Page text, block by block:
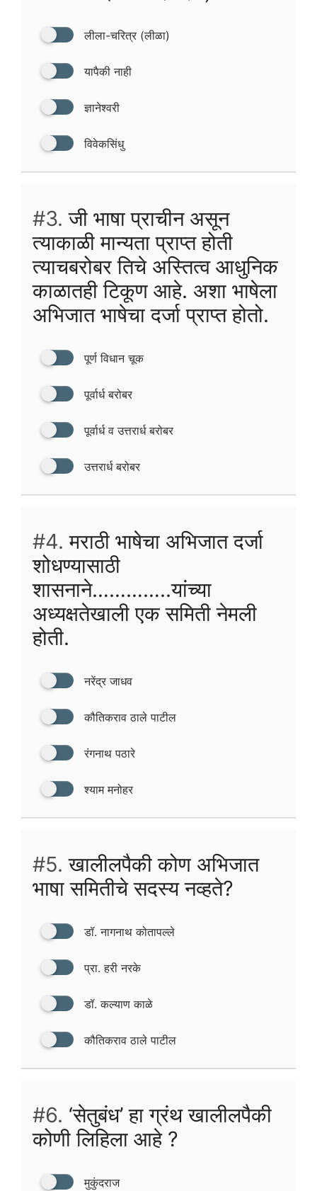
लीला-चरित्र (लीळा)
यापैकी नाही
ज्ञानेश्वरी
विवेकसिंधु
#3. जी भाषा प्राचीन असून
त्याकाळी मान्यता प्राप्त होती
त्याचबरोबर तिचे अस्तित्व आधुनिक
काळातही टिकूण आहे. अशा भाषेला
अभिजात भाषेचा दर्जा प्राप्त होतो.
पूर्ण विधान चूक
पूर्वार्ध बरोबर
पूर्वार्ध व उत्तरार्ध बरोबर
उत्तरार्ध बरोबर
#4. मराठी भाषेचा अभिजात दर्जा
शोधण्यासाठी
शासनाने…………..यांच्या
अध्यक्षतेखाली एक समिती नेमली
होती.
नरेंद्र जाधव
कौतिकराव ठाले पाटील
रंगनाथ पठारे
श्याम मनोहर
#5. खालीलपैकी कोण अभिजात
भाषा समितीचे सदस्य नव्हते?
डॉ. नागनाथ कोतापल्ले
प्रा. हरी नरके
डॉ. कल्याण काळे
कौतिकराव ठाले पाटील
#6. ‘सेतुबंध’ हा ग्रंथ खालीलपैकी
कोणी लिहिला आहे ?
मुकुंदराज